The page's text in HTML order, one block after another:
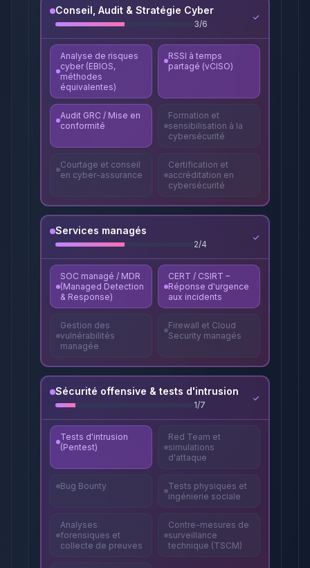
Conseil, Audit & Stratégie Cyber
3/6
Analyse de risques
cyber (EBIOS,
méthodes
équivalentes)
RSSI à temps
partagé (vCISO)
Audit GRC / Mise en
conformité
Formation et
sensibilisation à la
cybersécurité
Courtage et conseil
en cyber-assurance
Certification et
accréditation en
cybersécurité
Services managés
2/4
SOC managé / MDR
(Managed Detection
& Response)
CERT / CSIRT –
Réponse d'urgence
aux incidents
Gestion des
vulnérabilités
managée
Firewall et Cloud
Security managés
Sécurité offensive & tests d'intrusion
1/7
Tests d'intrusion
(Pentest)
Red Team et
simulations
d'attaque
Bug Bounty
Tests physiques et
ingénierie sociale
Analyses
forensiques et
collecte de preuves
Contre-mesures de
surveillance
technique (TSCM)